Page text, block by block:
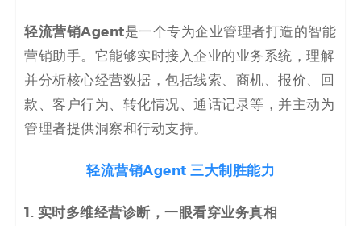
白
皮
书
轻流营销Agent是一个专为企业管理者打造的智能
营销助手。它能够实时接入企业的业务系统，理解
并分析核心经营数据，包括线索、商机、报价、回
款、客户行为、转化情况、通话记录等，并主动为
管理者提供洞察和行动支持。
轻流营销Agent 三大制胜能力
1. 实时多维经营诊断 ，一眼看穿业务真相